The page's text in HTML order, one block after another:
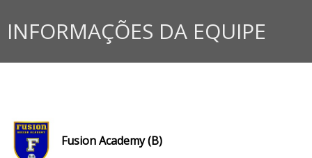
INFORMAÇÕES DA EQUIPE
Fusion Academy (B)